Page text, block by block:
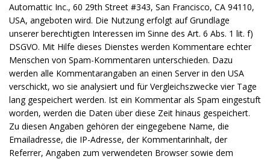
Automattic Inc., 60 29th Street #343, San Francisco, CA 94110,
USA, angeboten wird. Die Nutzung erfolgt auf Grundlage
unserer berechtigten Interessen im Sinne des Art. 6 Abs. 1 lit. f)
DSGVO. Mit Hilfe dieses Dienstes werden Kommentare echter
Menschen von Spam-Kommentaren unterschieden. Dazu
werden alle Kommentarangaben an einen Server in den USA
verschickt, wo sie analysiert und für Vergleichszwecke vier Tage
lang gespeichert werden. Ist ein Kommentar als Spam eingestuft
worden, werden die Daten über diese Zeit hinaus gespeichert.
Zu diesen Angaben gehören der eingegebene Name, die
Emailadresse, die IP-Adresse, der Kommentarinhalt, der
Referrer, Angaben zum verwendeten Browser sowie dem